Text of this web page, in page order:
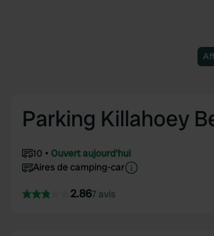
Parking Killahoey
10
Ouvert aujourd'hui
Aires de camping-car
2.867 avis